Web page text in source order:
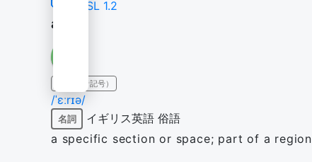
NGSL 1.2
area
IPA（発音記号）
/ˈɛːrɪə/
名詞 イギリス英語 俗語
a specific section or space; part of a region